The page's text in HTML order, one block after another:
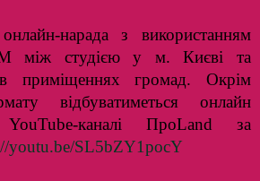
нарада з використанням
між студією у м. Києві та
приміщеннях громад. Окрім
відбуватиметься онлайн
каналі ПроLand за
youtu.be/SL5bZY1pocY